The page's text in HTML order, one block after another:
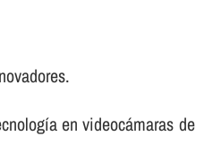
en videocámaras de